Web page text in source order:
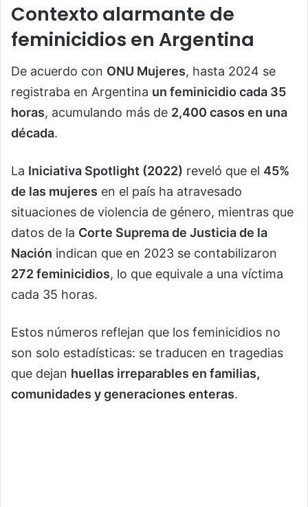
Contexto alarmante de
feminicidios en Argentina
De acuerdo con ONU Mujeres, hasta 2024 se
registraba en Argentina un feminicidio cada 35
horas, acumulando más de 2,400 casos en una
década.
La Iniciativa Spotlight (2022) reveló que el 45%
de las mujeres en el país ha atravesado
situaciones de violencia de género, mientras que
datos de la Corte Suprema de Justicia de la
Nación indican que en 2023 se contabilizaron
272 feminicidios, lo que equivale a una víctima
cada 35 horas.
Estos números reflejan que los feminicidios no
son solo estadísticas: se traducen en tragedias
que dejan huellas irreparables en familias,
comunidades y generaciones enteras.